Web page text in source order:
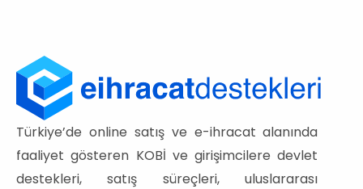
Türkiye’de online satış ve e-ihracat alanında
faaliyet gösteren KOBİ ve girişimcilere devlet
destekleri, satış süreçleri, uluslararası